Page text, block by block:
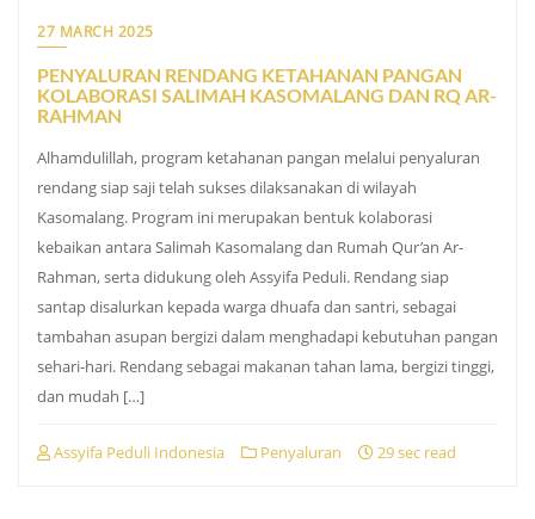
27 MARCH 2025
PENYALURAN RENDANG KETAHANAN PANGAN
KOLABORASI SALIMAH KASOMALANG DAN RQ AR-
RAHMAN
Alhamdulillah, program ketahanan pangan melalui penyaluran
rendang siap saji telah sukses dilaksanakan di wilayah
Kasomalang. Program ini merupakan bentuk kolaborasi
kebaikan antara Salimah Kasomalang dan Rumah Qur’an Ar-
Rahman, serta didukung oleh Assyifa Peduli. Rendang siap
santap disalurkan kepada warga dhuafa dan santri, sebagai
tambahan asupan bergizi dalam menghadapi kebutuhan pangan
sehari-hari. Rendang sebagai makanan tahan lama, bergizi tinggi,
dan mudah […]
Assyifa Peduli Indonesia Penyaluran 29 sec read